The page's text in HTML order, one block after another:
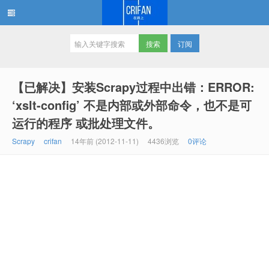
订阅
【已解决】安装Scrapy过程中出错：ERROR:
‘xslt-config’ 不是内部或外部命令，也不是可
运行的程序 或批处理文件。
Scrapy crifan 14年前 (2012-11-11) 4436浏览 0评论